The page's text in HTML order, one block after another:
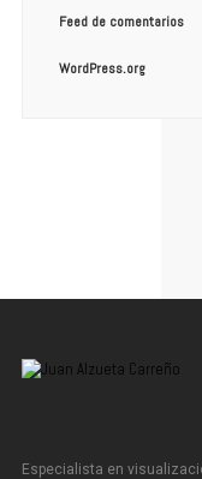
Feed de comentarios
WordPress.org
Especialista en